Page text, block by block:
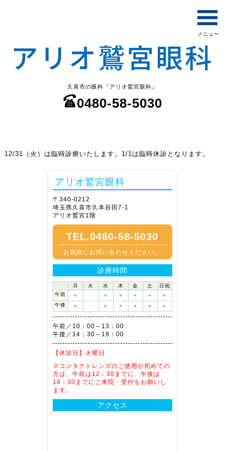
久喜市の眼科『アリオ鷲宮眼科』
0480-58-5030
12/31（火）は臨時診療いたします。1/1は臨時休診となります。
アリオ鷲宮眼科
〒340-0212
埼玉県久喜市久本谷田7-1
アリオ鷲宮1階
TEL.0480-58-5030
お気軽にお問い合わせください。
診療時間
月 火 水 木 金 土
日祝
午前
● - ● ● ● ●
●
午後
● - ● ● ● ● ●
午前／10：00～13：00
午後／14：30～19：00
【休診日】 火曜日
※コンタクトレンズのご使用が初めての
方は、午前は12：30までに、午後は
18：30までにご来院・受付をお願いし
ます。
アクセス